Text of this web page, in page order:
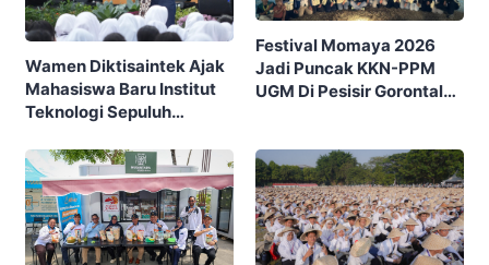
Wamen Diktisaintek Ajak
Mahasiswa Baru Institut
Teknologi Sepuluh
Kritis Hadapi Euforia AI
Festival Momaya 2026
Jadi Puncak KKN-PPM
UGM Di Pesisir Gorontalo,